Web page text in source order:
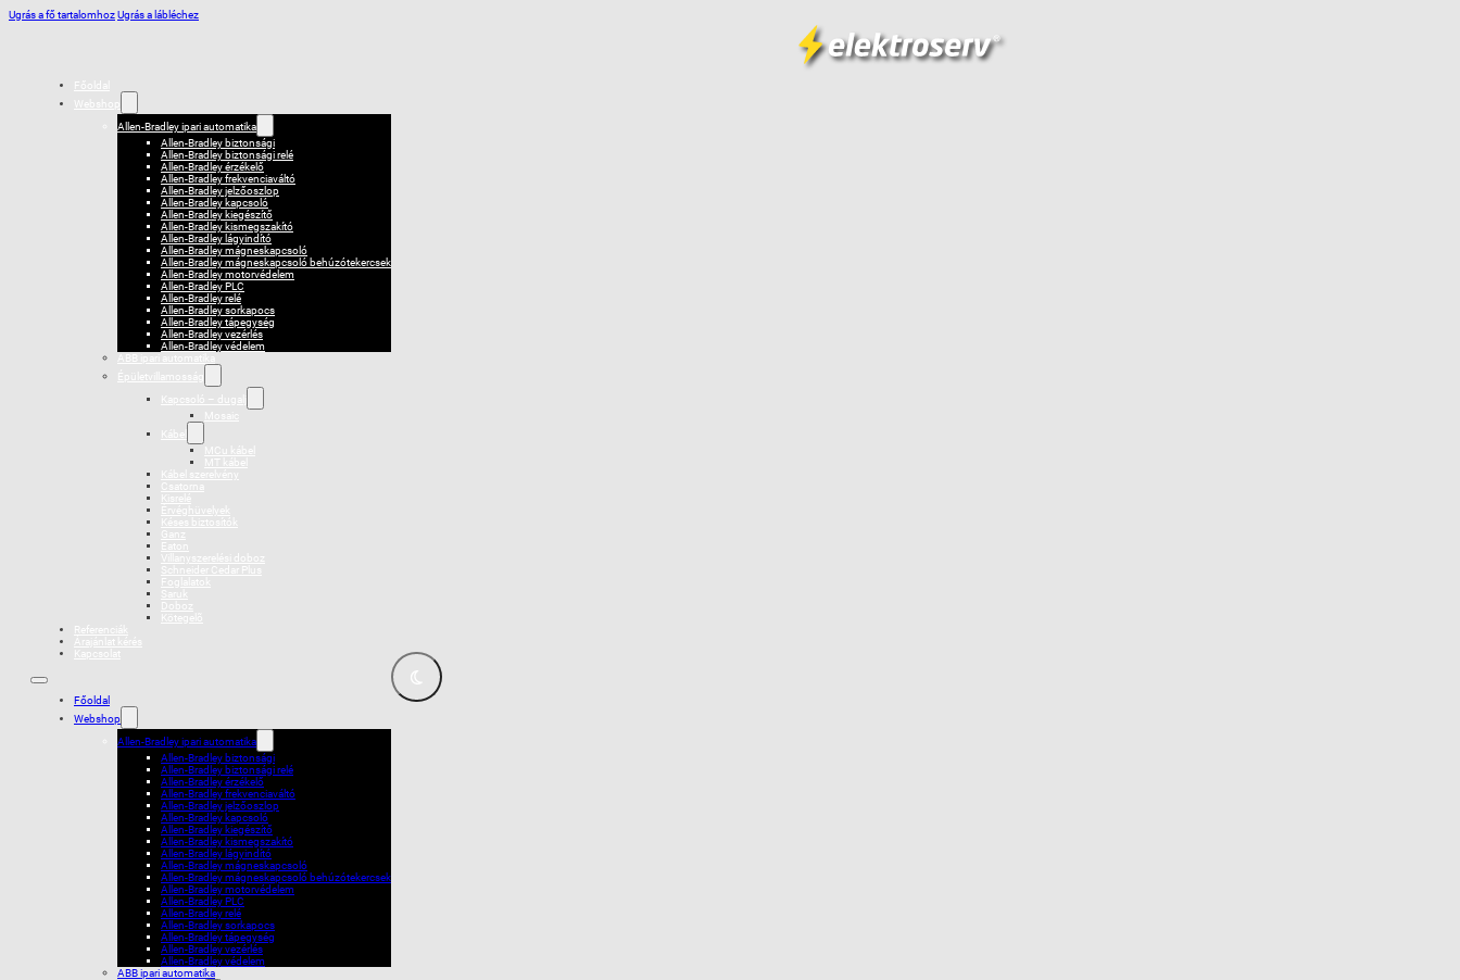
Ugrás a fő tartalomhozUgrás a lábléchez
Főoldal
Webshop
Allen-Bradley ipari automatika
Allen-Bradley biztonsági
Allen-Bradley biztonsági relé
Allen-Bradley érzékelő
Allen-Bradley frekvenciaváltó
Allen-Bradley jelzőoszlop
Allen-Bradley kapcsoló
Allen-Bradley kiegészítő
Allen-Bradley kismegszakító
Allen-Bradley lágyindító
Allen-Bradley mágneskapcsoló
Allen-Bradley mágneskapcsoló behúzótekercsek
Allen-Bradley motorvédelem
Allen-Bradley PLC
Allen-Bradley relé
Allen-Bradley sorkapocs
Allen-Bradley tápegység
Allen-Bradley vezérlés
Allen-Bradley védelem
ABB ipari automatika
Épületvillamosság
Kapcsoló – dugalj
Mosaic
Kábel
MCu kábel
MT kábel
Kábel szerelvény
Csatorna
Kisrelé
Érvéghüvelyek
Késes biztosítók
Ganz
Eaton
Villanyszerelési doboz
Schneider Cedar Plus
Foglalatok
Saruk
Doboz
Kötegelõ
Referenciák
Árajánlat kérés
Kapcsolat
Főoldal
Webshop
Allen-Bradley ipari automatika
Allen-Bradley biztonsági
Allen-Bradley biztonsági relé
Allen-Bradley érzékelő
Allen-Bradley frekvenciaváltó
Allen-Bradley jelzőoszlop
Allen-Bradley kapcsoló
Allen-Bradley kiegészítő
Allen-Bradley kismegszakító
Allen-Bradley lágyindító
Allen-Bradley mágneskapcsoló
Allen-Bradley mágneskapcsoló behúzótekercsek
Allen-Bradley motorvédelem
Allen-Bradley PLC
Allen-Bradley relé
Allen-Bradley sorkapocs
Allen-Bradley tápegység
Allen-Bradley vezérlés
Allen-Bradley védelem
ABB ipari automatika